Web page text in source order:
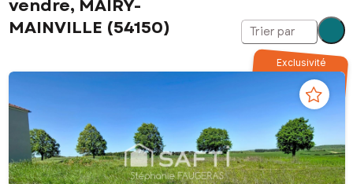
vendre, MAIRY-
MAINVILLE (54150)
Trier par
Exclusivité